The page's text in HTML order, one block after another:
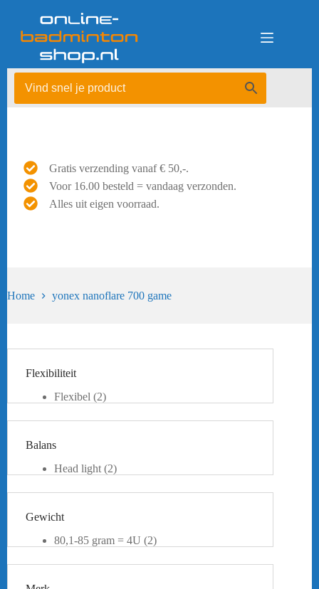
Gratis verzending vanaf € 50,-.
Voor 16.00 besteld = vandaag verzonden.
Alles uit eigen voorraad.
Home yonex nanoflare 700 game
Flexibiliteit
Flexibel (2)
Balans
Head light (2)
Gewicht
80,1-85 gram = 4U (2)